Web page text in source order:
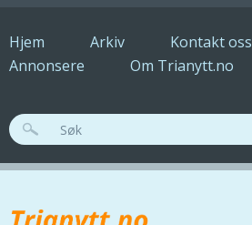
Hjem Arkiv
Kontakt oss
Annonsere
Om Trianytt.no
SØKESKJEMA